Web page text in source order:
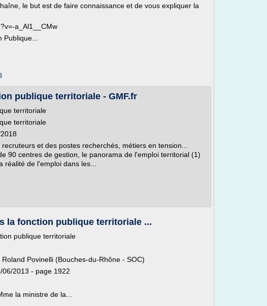
le but est de faire connaissance et de vous expliquer la
a_Al1__CMw
publique territoriale - GMF.fr
territoriale
territoriale
et des postes recherchés, métiers en tension...
90 centres de gestion, le panorama de l'emploi territorial (1)
de l'emploi dans les...
la fonction publique territoriale ...
publique territoriale
Povinelli (Bouches-du-Rhône - SOC)
06/2013 - page 1922
la ministre de la...